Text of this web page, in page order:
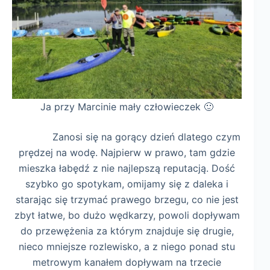
Ja przy Marcinie mały człowieczek 🙂
Zanosi się na gorący dzień dlatego czym
prędzej na wodę. Najpierw w prawo, tam gdzie
mieszka łabędź z nie najlepszą reputacją. Dość
szybko go spotykam, omijamy się z daleka i
starając się trzymać prawego brzegu, co nie jest
zbyt łatwe, bo dużo wędkarzy, powoli dopływam
do przewężenia za którym znajduje się drugie,
nieco mniejsze rozlewisko, a z niego ponad stu
metrowym kanałem dopływam na trzecie